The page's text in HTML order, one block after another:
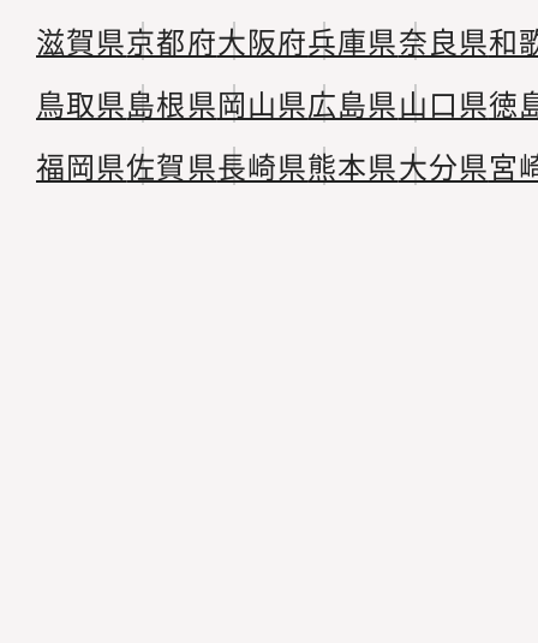
滋賀県京都府大阪府兵庫県奈良県和
鳥取県島根県岡山県広島県山口県徳
福岡県佐賀県長崎県熊本県大分県宮